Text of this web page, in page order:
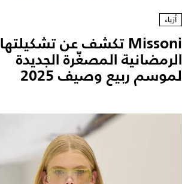
أزياء
Missoni تكشف عن تشكيلتها
الرمضانية المصغّرة الجديدة
لموسم ربيع وصيف 2025